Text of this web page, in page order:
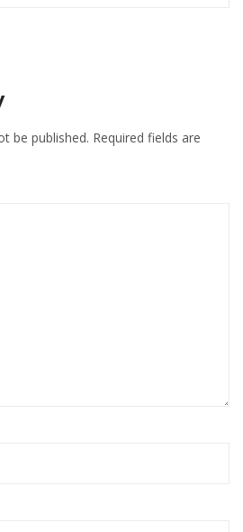
be published. Required fields are